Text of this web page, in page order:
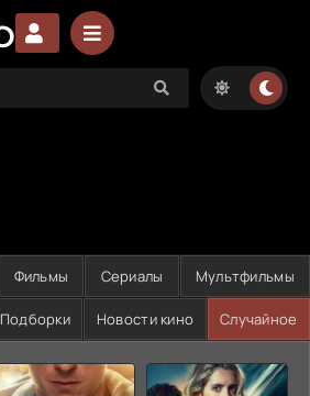
Фильмы Сериалы Мультфильмы
Подборки Новости кино Случайное